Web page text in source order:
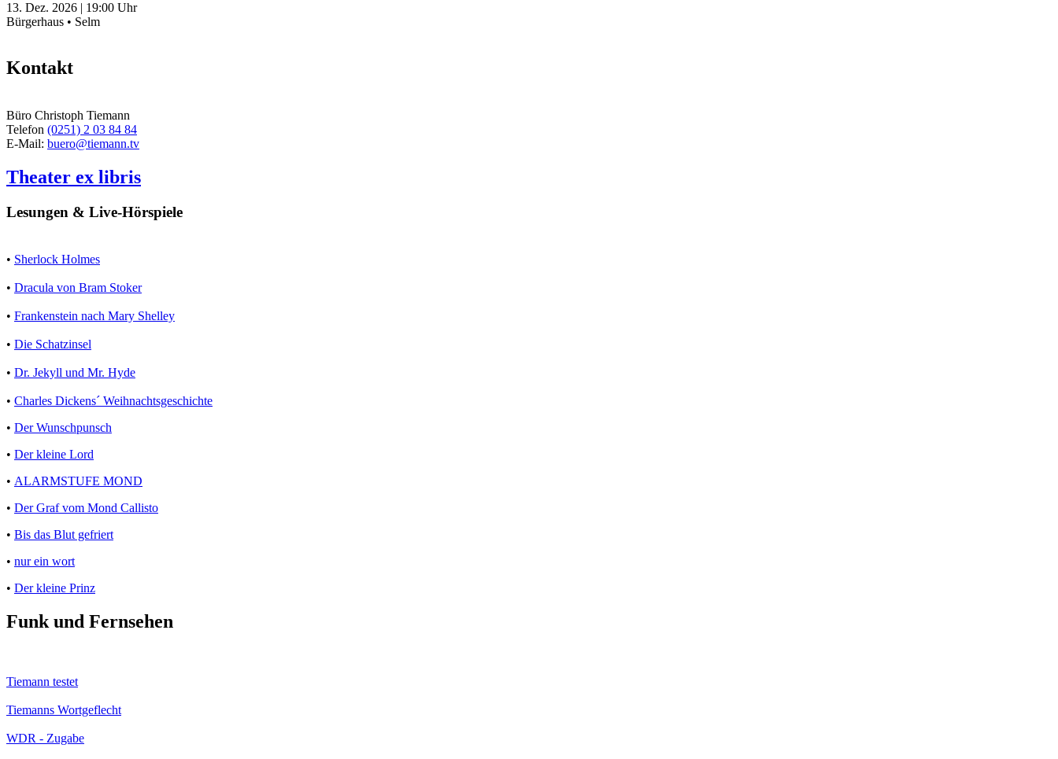
13. Dez. 2026 | 19:00 Uhr
Bürgerhaus • Selm
Kontakt
Büro Christoph Tiemann
Telefon (0251) 2 03 84 84
E-Mail: buero@tiemann.tv
Theater ex libris
Lesungen & Live-Hörspiele
• Sherlock Holmes
• Dracula von Bram Stoker
• Frankenstein nach Mary Shelley
• Die Schatzinsel
• Dr. Jekyll und Mr. Hyde
• Charles Dickens´ Weihnachtsgeschichte
• Der Wunschpunsch
• Der kleine Lord
• ALARMSTUFE MOND
• Der Graf vom Mond Callisto
• Bis das Blut gefriert
• nur ein wort
• Der kleine Prinz
Funk und Fernsehen
Tiemann testet
Tiemanns Wortgeflecht
WDR - Zugabe